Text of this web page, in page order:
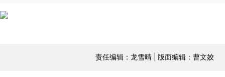
责任编辑：龙雪晴 | 版面编辑：曹文姣